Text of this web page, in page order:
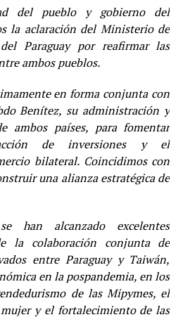
del pueblo y gobierno del
la aclaración del Ministerio de
Paraguay por reafirmar las
ambos pueblos.
en forma conjunta con
Benítez, su administración y
ambos países, para fomentar
de inversiones y el
bilateral. Coincidimos con
una alianza estratégica de
han alcanzado excelentes
la colaboración conjunta de
entre Paraguay y Taiwán,
en la pospandemia, en los
de las Mipymes, el
y el fortalecimiento de las